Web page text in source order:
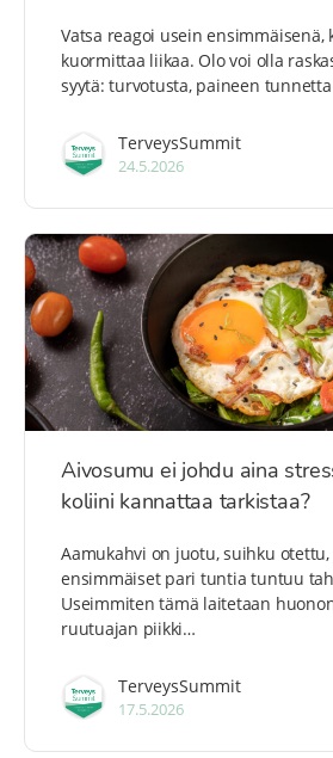
Vatsa reagoi usein ensimmäisenä,
kuormittaa liikaa. Olo voi olla
syytä: turvotusta, paineen
TerveysSummit
24.5.2026
Aivosumu ei johdu aina
koliini kannattaa tarkistaa?
Aamukahvi on juotu, suihku
ensimmäiset pari tuntia tuntuu
Useimmiten tämä laitetaan
ruutuajan piikki…
TerveysSummit
17.5.2026